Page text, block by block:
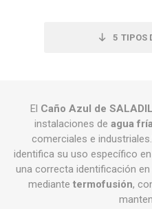
5 TIPOS
El Caño Azul de
instalaciones de agua
comerciales e
identifica su uso específico
una correcta identificación
mediante termofusión,